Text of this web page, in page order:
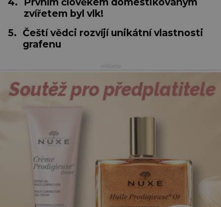
zvířetem byl vlk!
5. Čeští vědci rozvíjí unikátní vlastnosti
grafenu